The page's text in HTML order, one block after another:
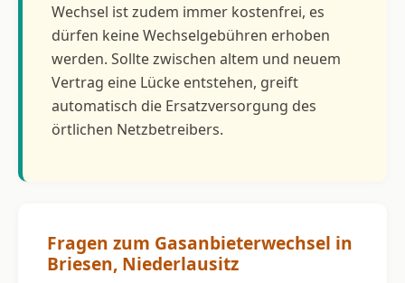
Wechsel ist zudem immer kostenfrei, es
dürfen keine Wechselgebühren erhoben
werden. Sollte zwischen altem und neuem
Vertrag eine Lücke entstehen, greift
automatisch die Ersatzversorgung des
örtlichen Netzbetreibers.
Fragen zum Gasanbieterwechsel in
Briesen, Niederlausitz